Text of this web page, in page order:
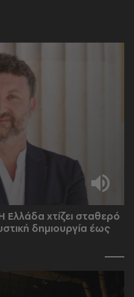
χτίζει σταθερό
δημιουργία έως